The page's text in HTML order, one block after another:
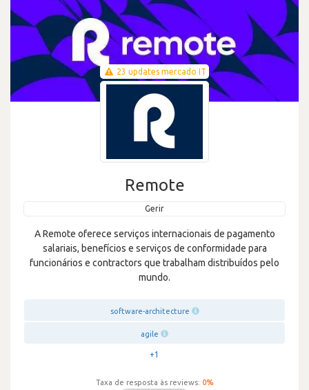
23 updates mercado IT
Remote
Gerir
A Remote oferece serviços internacionais de pagamento
salariais, benefícios e serviços de conformidade para
funcionários e contractors que trabalham distribuídos pelo
mundo.
software-architecture
agile
+1
Taxa de resposta às reviews: 0%